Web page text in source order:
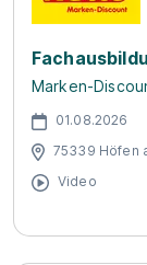
Marken-
01.08.2026
75339 Höfen
Video